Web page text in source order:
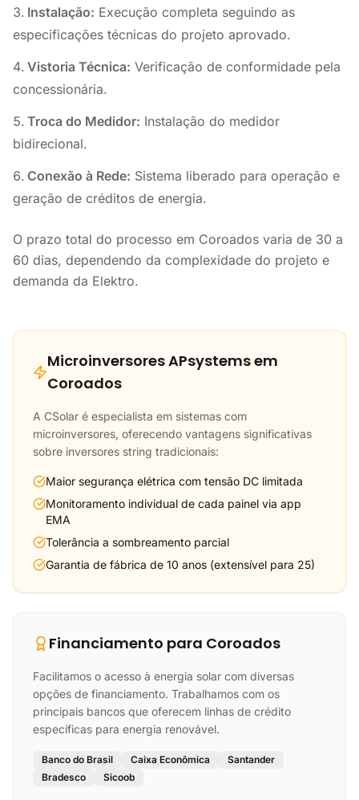
Instalação: Execução completa seguindo as
especificações técnicas do projeto aprovado.
Vistoria Técnica: Verificação de conformidade pela
concessionária.
Troca do Medidor: Instalação do medidor
bidirecional.
Conexão à Rede: Sistema liberado para operação e
geração de créditos de energia.
O prazo total do processo em Coroados varia de 30 a
60 dias, dependendo da complexidade do projeto e
demanda da Elektro.
Microinversores APsystems em
Coroados
A CSolar é especialista em sistemas com
microinversores, oferecendo vantagens significativas
sobre inversores string tradicionais:
Maior segurança elétrica com tensão DC limitada
Monitoramento individual de cada painel via app
EMA
Tolerância a sombreamento parcial
Garantia de fábrica de 10 anos (extensível para 25)
Financiamento para Coroados
Facilitamos o acesso à energia solar com diversas
opções de financiamento. Trabalhamos com os
principais bancos que oferecem linhas de crédito
específicas para energia renovável.
Banco do Brasil Caixa Econômica
Santander
Bradesco
Sicoob